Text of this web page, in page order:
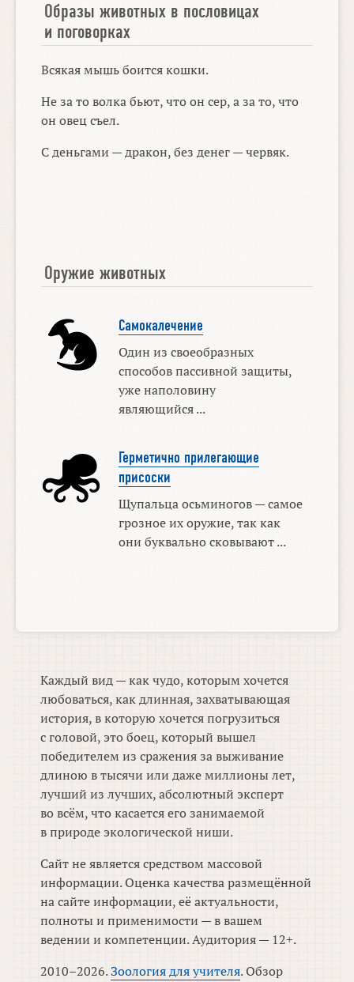
Образы животных в пословицах
и поговорках
Всякая мышь боится кошки.
Не за то волка бьют, что он сер, а за то, что
он овец съел.
С деньгами — дракон, без денег — червяк.
Оружие животных
Самокалечение
Один из своеобразных
способов пассивной защиты,
уже наполовину
являющийся ...
Герметично прилегающие
присоски
Щупальца осьминогов — самое
грозное их оружие, так как
они буквально сковывают ...
Каждый вид — как чудо, которым хочется
любоваться, как длинная, захватывающая
история, в которую хочется погрузиться
с головой, это боец, который вышел
победителем из сражения за выживание
длиною в тысячи или даже миллионы лет,
лучший из лучших, абсолютный эксперт
во всём, что касается его занимаемой
в природе экологической ниши.
Сайт не является средством массовой
информации. Оценка качества размещённой
на сайте информации, её актуальности,
полноты и применимости — в вашем
ведении и компетенции. Аудитория — 12+.
2010–2026.Зоология для учителя. Обзор